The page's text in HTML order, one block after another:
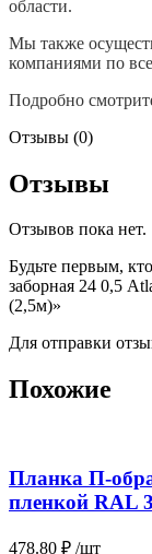
области.
Мы также
компаниями по
Подробно
Отзывы (0)
Отзывы
Отзывов пока нет.
Будьте первым,
заборная 24 0,5
(2,5м)»
Для отправки
Похожие
Планка П-
пленкой RAL
478.80 ₽ /шт